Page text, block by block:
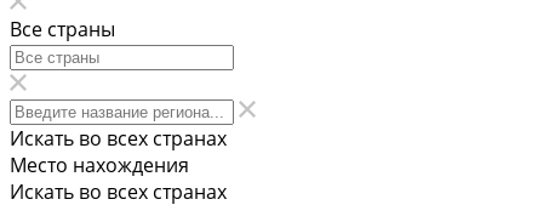
Все страны
Искать во всех странах
Место нахождения
Искать во всех странах